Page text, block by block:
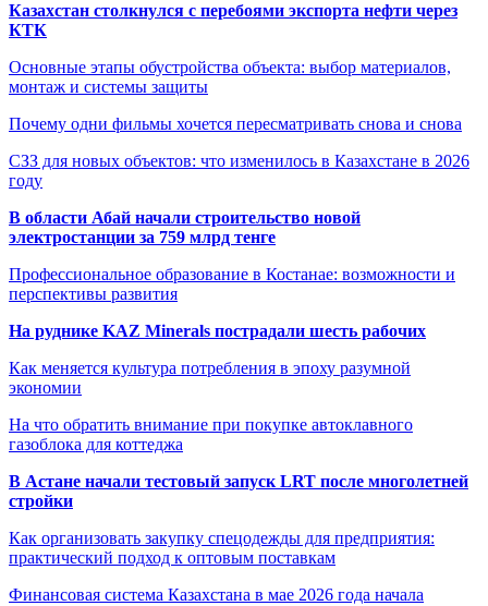
Казахстан столкнулся с перебоями экспорта нефти через
КТК
Основные этапы обустройства объекта: выбор материалов,
монтаж и системы защиты
Почему одни фильмы хочется пересматривать снова и снова
СЗЗ для новых объектов: что изменилось в Казахстане в 2026
году
В области Абай начали строительство новой
электростанции за 759 млрд тенге
Профессиональное образование в Костанае: возможности и
перспективы развития
На руднике KAZ Minerals пострадали шесть рабочих
Как меняется культура потребления в эпоху разумной
экономии
На что обратить внимание при покупке автоклавного
газоблока для коттеджа
В Астане начали тестовый запуск LRT после многолетней
стройки
Как организовать закупку спецодежды для предприятия:
практический подход к оптовым поставкам
Финансовая система Казахстана в мае 2026 года начала